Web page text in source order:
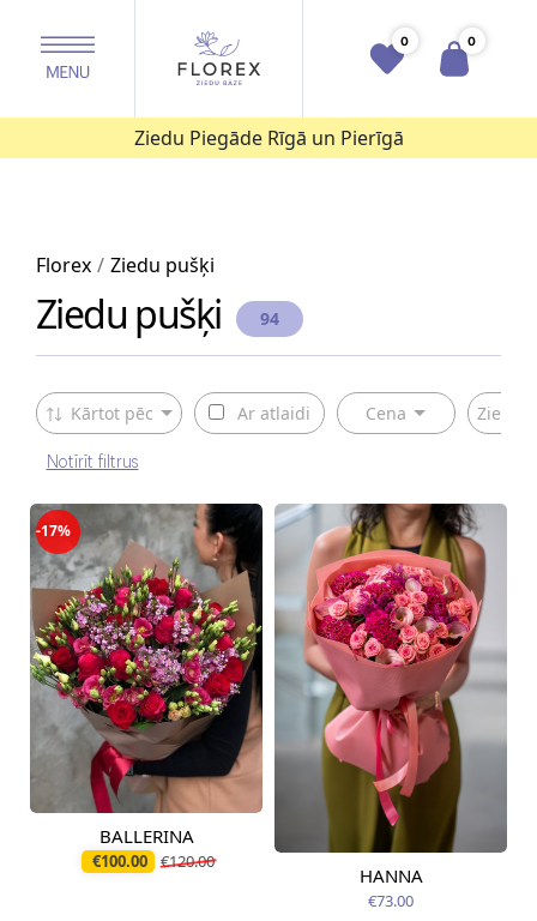
0 0
Ziedu Piegāde Rīgā un Pierīgā
Florex Ziedu pušķi
Ziedu pušķi 94
Kārtot pēc Ar atlaidi Cena Ziedu
Notīrīt filtrus
-17%
Pieejams šodien
BALLERINA
€100.00 €120.00
Pieejama no
HANNA
€73.00